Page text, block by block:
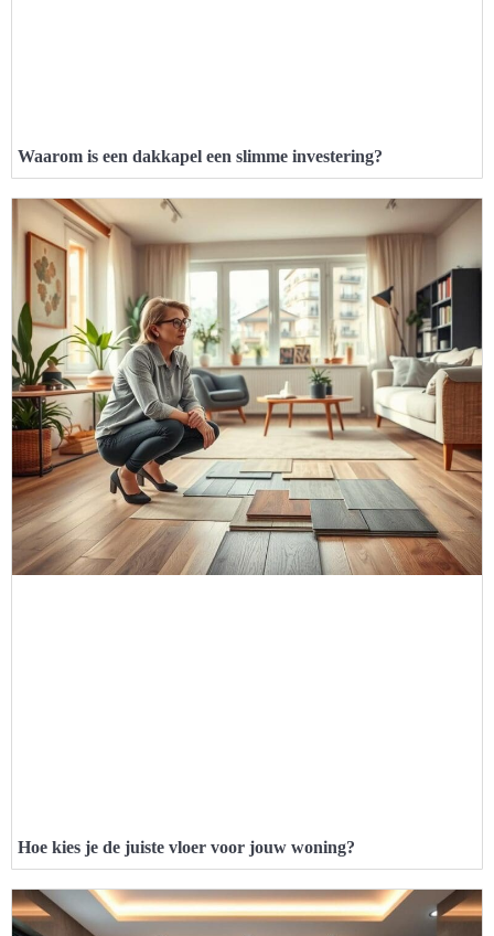
Waarom is een dakkapel een slimme investering?
Hoe kies je de juiste vloer voor jouw woning?